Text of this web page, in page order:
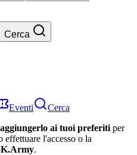
Cerca
Eventi
Cerca
aggiungerlo ai tuoi preferiti per
effettuare l'accesso o la
.